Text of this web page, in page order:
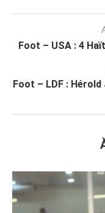
Foot – USA : 4
Foot – LDF :